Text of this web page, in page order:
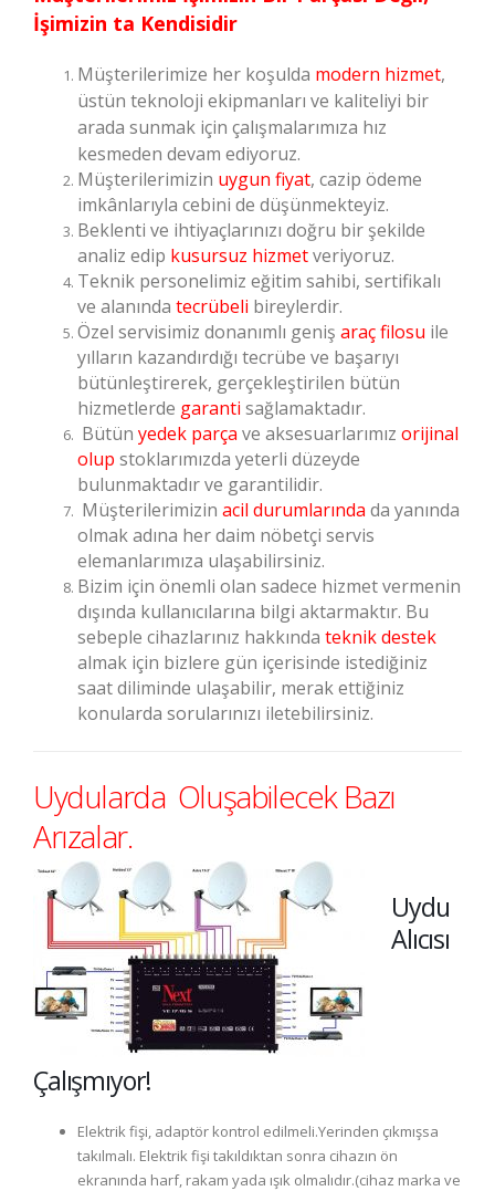
İşimizin ta Kendisidir
Müşterilerimize her koşulda modern hizmet,
üstün teknoloji ekipmanları ve kaliteliyi bir
arada sunmak için çalışmalarımıza hız
kesmeden devam ediyoruz.
Müşterilerimizin uygun fiyat, cazip ödeme
imkânlarıyla cebini de düşünmekteyiz.
Beklenti ve ihtiyaçlarınızı doğru bir şekilde
analiz edip kusursuz hizmetveriyoruz.
Teknik personelimiz eğitim sahibi, sertifikalı
ve alanında tecrübeli bireylerdir.
Özel servisimiz donanımlı geniş araç filosu ile
yılların kazandırdığı tecrübe ve başarıyı
bütünleştirerek, gerçekleştirilen bütün
hizmetlerde garanti sağlamaktadır.
Bütün yedek parça ve aksesuarlarımız orijinal
olup stoklarımızda yeterli düzeyde
bulunmaktadır ve garantilidir.
Müşterilerimizin acil durumlarında da yanında
olmak adına her daim nöbetçi servis
elemanlarımıza ulaşabilirsiniz.
Bizim için önemli olan sadece hizmet vermenin
dışında kullanıcılarına bilgi aktarmaktır. Bu
sebeple cihazlarınız hakkında teknik destek
almak için bizlere gün içerisinde istediğiniz
saat diliminde ulaşabilir, merak ettiğiniz
konularda sorularınızı iletebilirsiniz.
Uydularda Oluşabilecek Bazı
Arızalar.
Uydu
Alıcısı
Çalışmıyor!
Elektrik fişi, adaptör kontrol edilmeli.Yerinden çıkmışsa
takılmalı. Elektrik fişi takıldıktan sonra cihazın ön
ekranında harf, rakam yada ışık olmalıdır.(cihaz marka ve